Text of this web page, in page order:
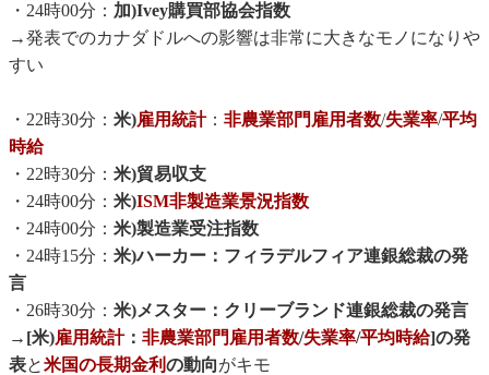
・24時00分： 加)Ivey購買部協会指数
→発表でのカナダドルへの影響は非常に大きなモノになりや
すい
・22時30分： 米)雇用統計： 非農業部門雇用者数/失業率/平均
時給
・22時30分： 米)貿易収支
・24時00分： 米)ISM非製造業景況指数
・24時00分： 米)製造業受注指数
・24時15分： 米)ハーカー：フィラデルフィア連銀総裁の発
言
・26時30分： 米)メスター：クリーブランド連銀総裁の発言
→ [米)雇用統計： 非農業部門雇用者数/失業率/平均時給]の発
表と米国の長期金利の動向がキモ